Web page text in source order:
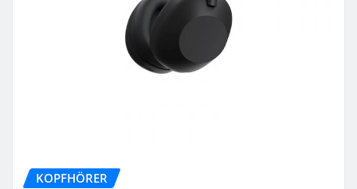
KOPFHÖRER